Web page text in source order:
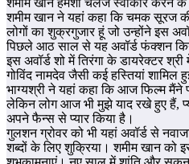
शमीम खान हमेशा चैलेंज स्वीकार करने के
शमीम खान ने यहां कहा कि चमक सूरज
लोगों का शुक्रगुजार हूं जो उन्होंने इस
पिछले आठ साल से यह अवॉर्ड फंक्शन
इस अवॉर्ड शो में तिरंगा के डायरेक्टर
गोविंद नामदेव जैसी कई हस्तियां शामिल
भाग्यश्री ने यहां कहा कि आज फिल्म मैंने
लेकिन लोग आज भी मुझे याद रखे हुए हैं,
अपने फैन्स से प्यार किया है।
गुलशन ग्रोवर को भी यहां अवॉर्ड से
शब्दों के लिए शुक्रिया। शमीम खान को